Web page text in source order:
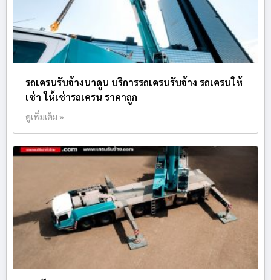
รถเครนรับจ้างนาดูน บริการรถเครนรับจ้าง รถเครนให้
เช่า ให้เช่ารถเครน ราคาถูก
ดูเพิ่มเติม »